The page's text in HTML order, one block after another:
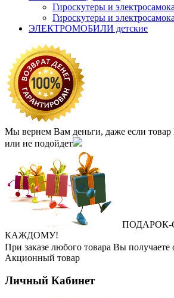
Гироскутеры и
Гироскутеры и
ЭЛЕКТРОМОБИЛИ детские
Мы вернем Вам деньги, даже если товар
или не подойдет
ПОДАРОК‐
КАЖДОМУ!
При заказе любого товара Вы получаете
Акционный товар
Личный Кабинет